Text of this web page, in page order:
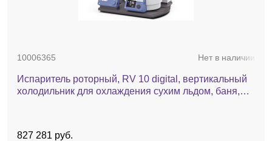
10006365 Нет в наличии
Испаритель роторный, RV 10 digital, вертикальный
холодильник для охлаждения сухим льдом, баня,
827 281 руб.